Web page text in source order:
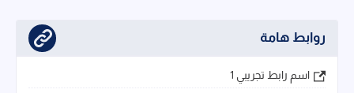
روابط هامة
اسم رابط تجريبي 1